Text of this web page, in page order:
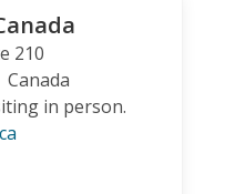
210
Canada
in person.